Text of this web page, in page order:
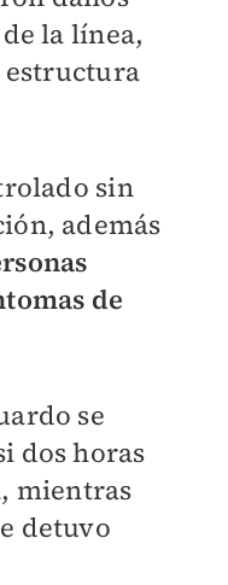
la línea,
estructura
sin
además
de
se
dos horas
mientras
detuvo